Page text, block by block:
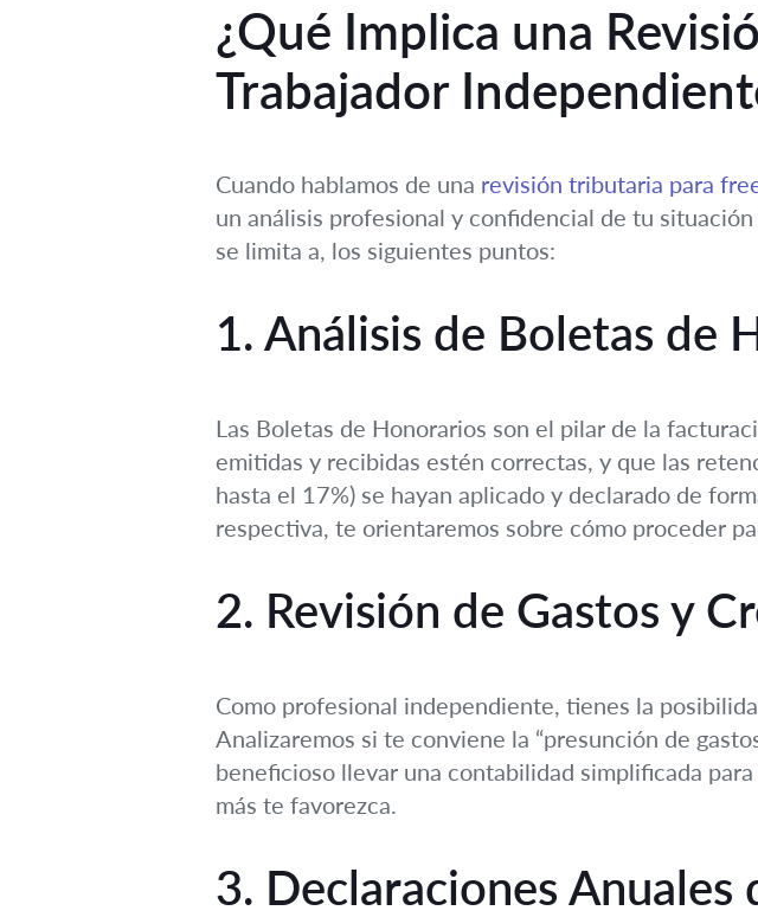
¿Qué Implica una
Trabajador
Cuando hablamos de una revisión tributaria para
un análisis profesional y confidencial de tu
se limita a, los siguientes puntos:
1. Análisis de Boletas de
Las Boletas de Honorarios son el pilar de la
emitidas y recibidas estén correctas, y que las
hasta el 17%) se hayan aplicado y declarado de
respectiva, te orientaremos sobre cómo proceder
2. Revisión de Gastos y
Como profesional independiente, tienes la
Analizaremos si te conviene la “presunción de
beneficioso llevar una contabilidad simplificada
más te favorezca.
3. Declaraciones Anuales